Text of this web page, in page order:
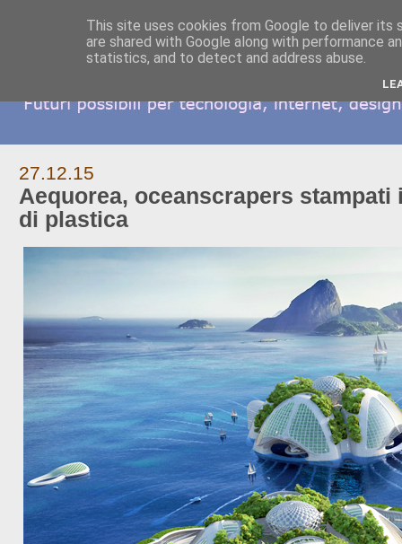
27.12.15
Aequorea, oceanscrapers stampati
di plastica
This site uses cookies from Google to deliver its
are shared with Google along with performance
statistics, and to detect and address abuse.